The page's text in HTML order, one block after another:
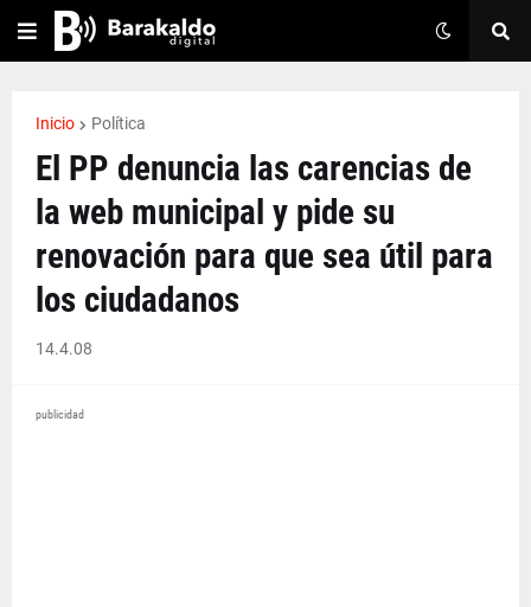
Inicio Política
El PP denuncia las carencias de
la web municipal y pide su
renovación para que sea útil para
los ciudadanos
14.4.08
publicidad